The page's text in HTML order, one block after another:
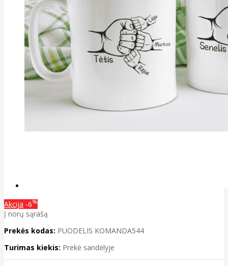
Akcija -6%
Į norų sąrašą
Prekės kodas: PUODELIS KOMANDA544
Turimas kiekis: Prekė sandėlyje